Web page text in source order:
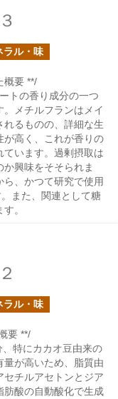
ラル・味
概要 **/
トの香り成分の一つ
メチルフランはメイ
るものの、詳細な生
が高く、これが香りの
ています。過剰摂取は
興味をそそられま
、かつて研究で使用
また、関連として糖
。
ラル・味
要 **/
特にカカオ豆由来の
量が高いため、脂質由
チルアセトンとジア
肪酸の自動酸化で生成